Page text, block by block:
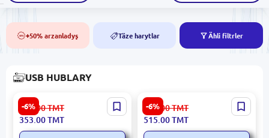
50% +50% arzanladyş NEW Täze harytlar Ähli filtrler
USB HUBLARY
-6%
UGREEN CM888 | Dock
Stansiýasy 6-in-1 Type-C 4K
HDMI
377.00TMT
353.00TMT
-6%
UGREEN CM512 | Dok-
stansiýa USB 3.0 HDMI 4K
Gigabit LAN
553.00TMT
515.00TMT